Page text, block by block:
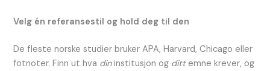
Velg én referansestil og hold deg til den
De fleste norske studier bruker APA, Harvard, Chicago eller
fotnoter. Finn ut hva dininstitusjon og dittemne krever, og